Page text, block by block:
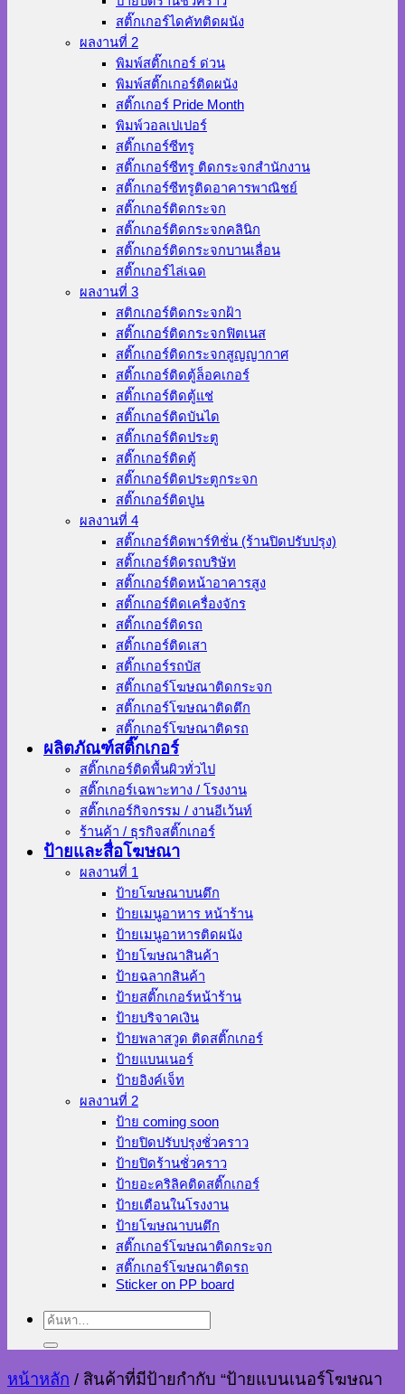
สติ๊กเกอร์ไดคัทติดผนัง
ผลงานที่ 2
พิมพ์สติ๊กเกอร์ ด่วน
พิมพ์สติ๊กเกอร์ติดผนัง
สติ๊กเกอร์ Pride Month
พิมพ์วอลเปเปอร์
สติ๊กเกอร์ซีทรู
สติ๊กเกอร์ซีทรู ติดกระจกสำนักงาน
สติ๊กเกอร์ซีทรูติดอาคารพาณิชย์
สติ๊กเกอร์ติดกระจก
สติ๊กเกอร์ติดกระจกคลินิก
สติ๊กเกอร์ติดกระจกบานเลื่อน
สติ๊กเกอร์ไล่เฉด
ผลงานที่ 3
สติกเกอร์ติดกระจกฝ้า
สติ๊กเกอร์ติดกระจกฟิตเนส
สติ๊กเกอร์ติดกระจกสูญญากาศ
สติ๊กเกอร์ติดตู้ล็อคเกอร์
สติ๊กเกอร์ติดตู้แช่
สติ๊กเกอร์ติดบันได
สติ๊กเกอร์ติดประตู
สติ๊กเกอร์ติดตู้
สติ๊กเกอร์ติดประตูกระจก
สติ๊กเกอร์ติดปูน
ผลงานที่ 4
สติ๊กเกอร์ติดพาร์ทิชั่น (ร้านปิดปรับปรุง)
สติ๊กเกอร์ติดรถบริษัท
สติ๊กเกอร์ติดหน้าอาคารสูง
สติ๊กเกอร์ติดเครื่องจักร
สติ๊กเกอร์ติดรถ
สติ๊กเกอร์ติดเสา
สติ๊กเกอร์รถบัส
สติ๊กเกอร์โฆษณาติดกระจก
สติ๊กเกอร์โฆษณาติดตึก
สติ๊กเกอร์โฆษณาติดรถ
ผลิตภัณฑ์สติ๊กเกอร์
สติ๊กเกอร์ติดพื้นผิวทั่วไป
สติ๊กเกอร์เฉพาะทาง / โรงงาน
สติ๊กเกอร์กิจกรรม / งานอีเว้นท์
ร้านค้า / ธุรกิจสติ๊กเกอร์
ป้ายและสื่อโฆษณา
ผลงานที่ 1
ป้ายโฆษณาบนตึก
ป้ายเมนูอาหาร หน้าร้าน
ป้ายเมนูอาหารติดผนัง
ป้ายโฆษณาสินค้า
ป้ายฉลากสินค้า
ป้ายสติ๊กเกอร์หน้าร้าน
ป้ายบริจาคเงิน
ป้ายพลาสวูด ติดสติ๊กเกอร์
ป้ายแบนเนอร์
ป้ายอิงค์เจ็ท
ผลงานที่ 2
ป้าย coming soon
ป้ายปิดปรับปรุงชั่วคราว
ป้ายปิดร้านชั่วคราว
ป้ายอะคริลิคติดสติ๊กเกอร์
ป้ายเตือนในโรงงาน
ป้ายโฆษณาบนตึก
สติ๊กเกอร์โฆษณาติดกระจก
สติ๊กเกอร์โฆษณาติดรถ
Sticker on PP board
ค้นหา:
หน้าหลัก / สินค้าที่มีป้ายกำกับ “ป้ายแบนเนอร์โฆษณา